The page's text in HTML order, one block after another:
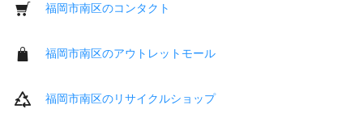
福岡市南区のコンタクト
福岡市南区のアウトレットモール
福岡市南区のリサイクルショップ